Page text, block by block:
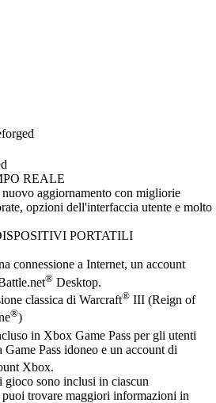
REALE
aggiornamento con migliorie
opzioni dell'interfaccia utente e molto
PORTATILI
connessione a Internet, un account
® Desktop.
classica di Warcraft® III (Reign of
®)
in Xbox Game Pass per gli utenti
Pass idoneo e un account di
Xbox.
gioco sono inclusi in ciascun
puoi trovare maggiori informazioni in